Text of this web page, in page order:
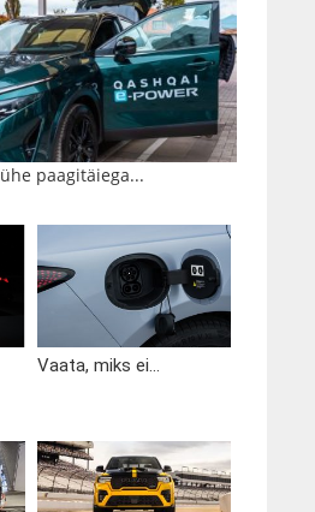
paagitäiega...
Vaata, miks ei...